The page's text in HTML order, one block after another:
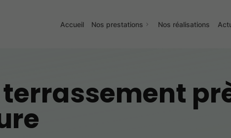
Accueil Nos prestations Nos réalisations